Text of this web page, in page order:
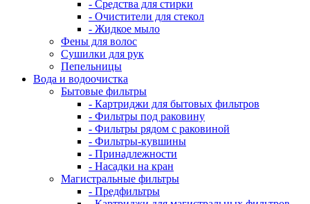
- Средства для стирки
- Очистители для стекол
- Жидкое мыло
Фены для волос
Сушилки для рук
Пепельницы
Вода и водоочистка
Бытовые фильтры
- Картриджи для бытовых фильтров
- Фильтры под раковину
- Фильтры рядом с раковиной
- Фильтры-кувшины
- Принадлежности
- Насадки на кран
Магистральные фильтры
- Предфильтры